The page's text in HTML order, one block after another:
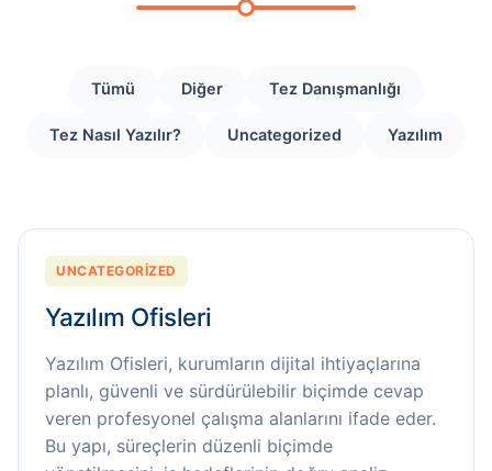
Tümü Diğer Tez Danışmanlığı
Tez Nasıl Yazılır? Uncategorized Yazılım
UNCATEGORIZED
Yazılım Ofisleri
Yazılım Ofisleri, kurumların dijital ihtiyaçlarına
planlı, güvenli ve sürdürülebilir biçimde cevap
veren profesyonel çalışma alanlarını ifade eder.
Bu yapı, süreçlerin düzenli biçimde